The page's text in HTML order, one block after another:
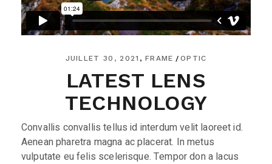
JUILLET 30, 2021 FRAME OPTIC
LATEST LENS
TECHNOLOGY
Convallis convallis tellus id interdum velit laoreet id.
Aenean pharetra magna ac placerat. In metus
vulputate eu felis scelerisque. Tempor don a lacus